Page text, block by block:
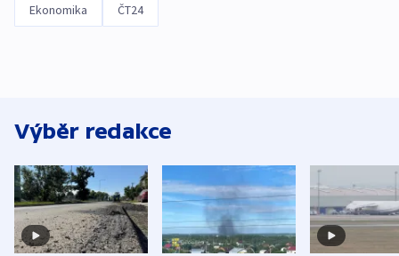
Ekonomika ČT24
Výběr redakce